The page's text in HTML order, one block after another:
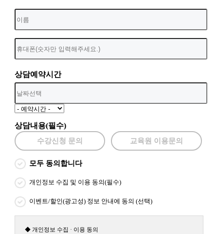
상담예약시간
상담내용(필수)
수강신청 문의 교육원 이용문의
모두 동의합니다
개인정보 수집 및 이용 동의(필수)
이벤트/할인(광고성) 정보 안내에 동의 (선택)
◆ 개인정보 수집 · 이용 동의